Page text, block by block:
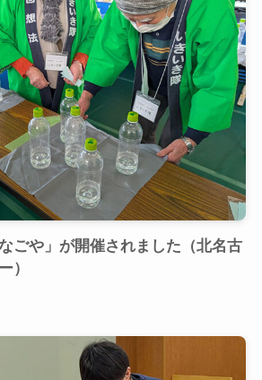
ごや」が開催されました（北名古
）